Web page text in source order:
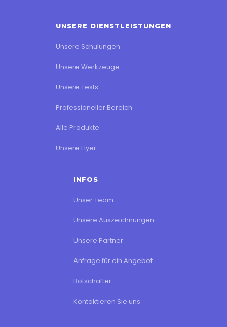
UNSERE DIENSTLEISTUNGEN
Unsere Schulungen
Unsere Werkzeuge
Unsere Tests
Professioneller Bereich
Alle Produkte
Unsere Flyer
INFOS
Unser Team
Unsere Auszeichnungen
Unsere Partner
Anfrage für ein Angebot
Botschafter
Kontaktieren Sie uns